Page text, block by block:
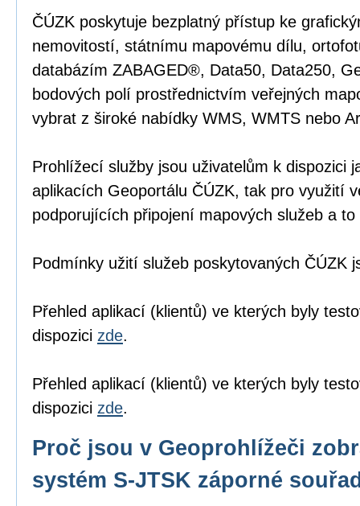
ČÚZK poskytuje bezplatný přístup ke
nemovitostí, státnímu mapovému dílu,
databázím ZABAGED®, Data50, Data250,
bodových polí prostřednictvím veřejných
vybrat z široké nabídky WMS, WMTS nebo
Prohlížecí služby jsou uživatelům k dispozici
aplikacích Geoportálu ČÚZK, tak pro využití
podporujících připojení mapových služeb a
Podmínky užití služeb poskytovaných ČÚZK
Přehled aplikací (klientů) ve kterých byly
dispozici zde.
Přehled aplikací (klientů) ve kterých byly
dispozici zde.
Proč jsou v Geoprohlížeči
systém S-JTSK záporné